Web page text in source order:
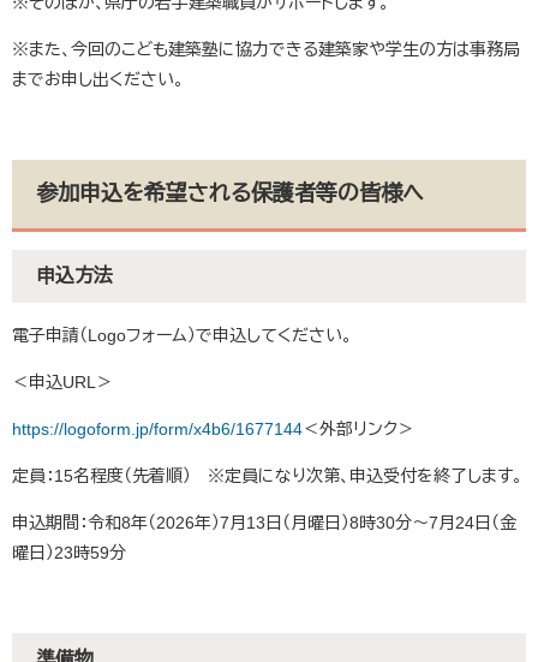
※また、今回のこども建築塾に協力できる建築家や学生の方は事務局
までお申し出ください。
参加申込を希望される保護者等の皆様へ
申込方法
電子申請（Logoフォーム）で申込してください。
＜申込URL＞
https://logoform.jp/form/x4b6/1677144＜外部リンク＞
定員：15名程度（先着順） ※定員になり次第、申込受付を終了します。
申込期間：令和8年（2026年）7月13日（月曜日）8時30分～7月24日（金
曜日）23時59分